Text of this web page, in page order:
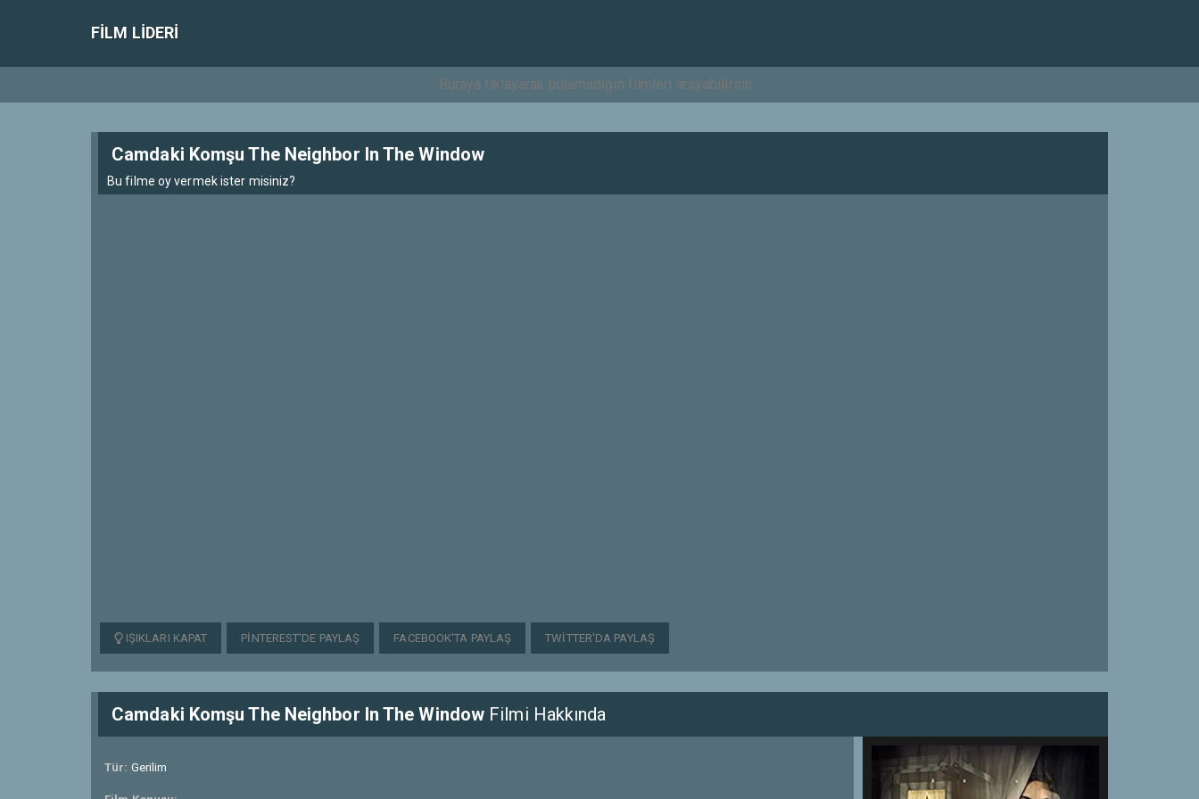
FILM LIDERI
Camdaki Komşu The Neighbor In The Window
Bu filme oy vermek ister misiniz?
IŞIKLARI KAPAT PINTEREST'DE PAYLAŞ FACEBOOK'TA PAYLAŞ TWITTER'DA PAYLAŞ
Camdaki Komşu The Neighbor In The Window Filmi Hakkında
Tür: Gerilim